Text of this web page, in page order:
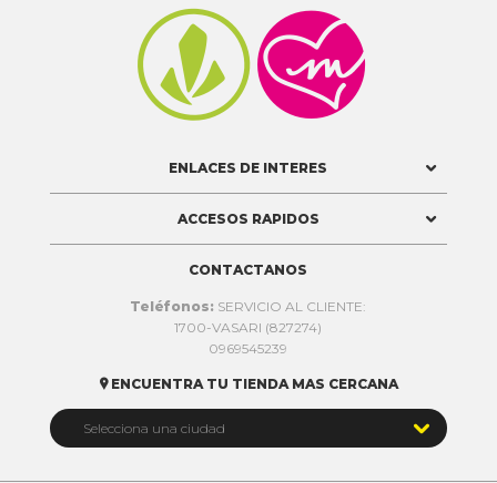

ENLACES DE INTERES
ACCESOS RAPIDOS
CONTACTANOS
Teléfonos: SERVICIO AL CLIENTE:
1700-VASARI (827274)
0969545239
 ENCUENTRA TU TIENDA MAS CERCANA
Selecciona una ciudad 